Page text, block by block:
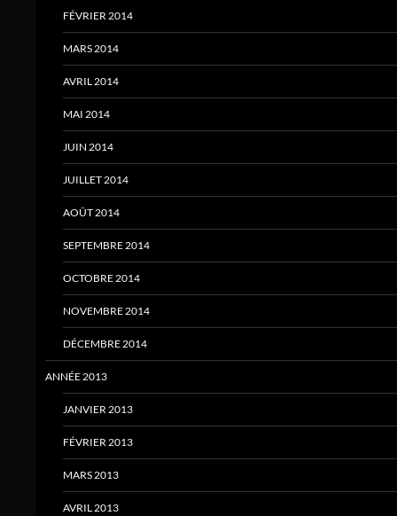
FÉVRIER 2014
MARS 2014
AVRIL 2014
MAI 2014
JUIN 2014
JUILLET 2014
AOÛT 2014
SEPTEMBRE 2014
OCTOBRE 2014
NOVEMBRE 2014
DÉCEMBRE 2014
ANNÉE 2013
JANVIER 2013
FÉVRIER 2013
MARS 2013
AVRIL 2013